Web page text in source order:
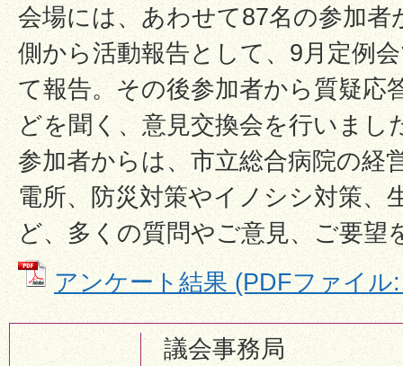
会場には、あわせて87名の参加者
側から活動報告として、9月定例
て報告。その後参加者から質疑応
どを聞く、意見交換会を行いまし
参加者からは、市立総合病院の経
電所、防災対策やイノシシ対策、
ど、多くの質問やご意見、ご要望
アンケート結果 (PDFファイル
議会事務局